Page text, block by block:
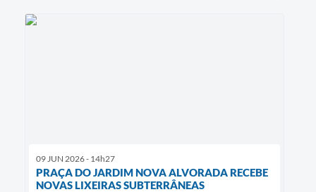
09 JUN 2026 - 14h27
PRAÇA DO JARDIM NOVA ALVORADA RECEBE
NOVAS LIXEIRAS SUBTERRÂNEAS